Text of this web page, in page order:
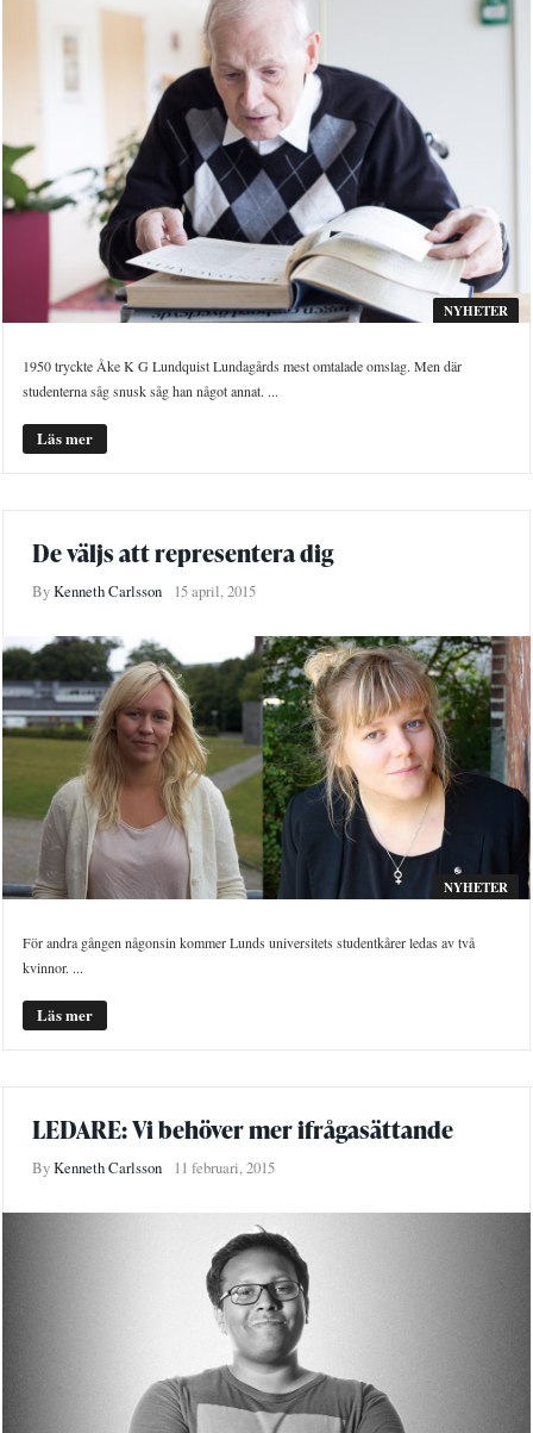
NYHETER
1950 tryckte Åke K G Lundquist Lundagårds mest omtalade omslag. Men där
studenterna såg snusk såg han något annat. ...
Läs mer
De väljs att representera dig
ByKenneth Carlsson 15 april, 2015
NYHETER
För andra gången någonsin kommer Lunds universitets studentkårer ledas av två
kvinnor. ...
Läs mer
LEDARE: Vi behöver mer ifrågasättande
ByKenneth Carlsson 11 februari, 2015